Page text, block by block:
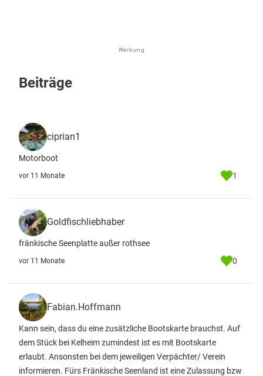
Werbung
Beiträge
ciprian1
Motorboot
vor 11 Monate 1
Goldfischliebhaber
fränkische Seenplatte außer rothsee
vor 11 Monate 0
Fabian.Hoffmann
Kann sein, dass du eine zusätzliche Bootskarte brauchst. Auf
dem Stück bei Kelheim zumindest ist es mit Bootskarte
erlaubt. Ansonsten bei dem jeweiligen Verpächter/ Verein
informieren. Fürs Fränkische Seenland ist eine Zulassung bzw